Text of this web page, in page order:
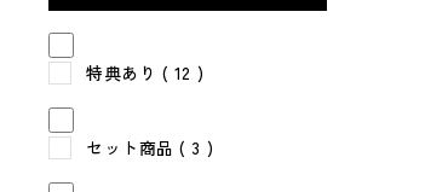
特典あり ( 12 )
セット商品( 3 )